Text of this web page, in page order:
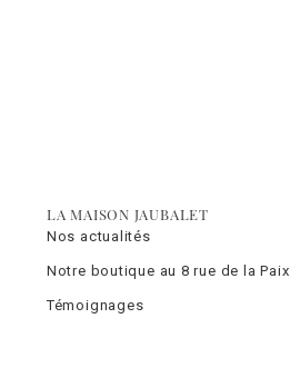
LA MAISON JAUBALET
Nos actualités
Notre boutique au 8 rue de la Paix
Témoignages